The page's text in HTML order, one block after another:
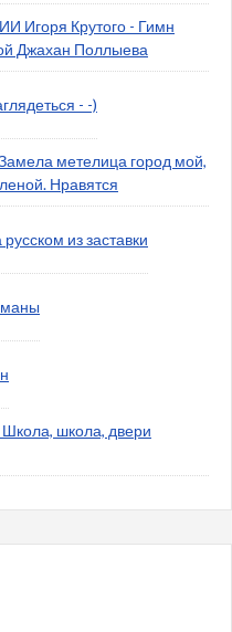
Игоря Крутого - Гимн
Джахан Поллыева
- -)
метелица город мой,
Нравятся
из заставки
школа, двери